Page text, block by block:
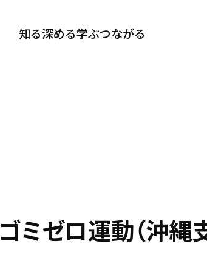
知る深める学ぶつながる
ゴミゼロ運動（沖縄